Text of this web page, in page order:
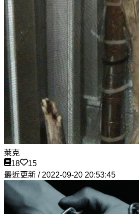
萊克
18
15
最近更新 / 2022-09-20 20:53:45